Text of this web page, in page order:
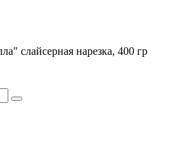
слайсерная нарезка, 400 гр